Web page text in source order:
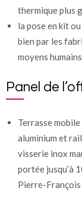
thermique plus
la pose en kit
bien par les
moyens
Panel de
Terrasse
aluminium et
visserie inox
portée jusqu’à
Pierre-François